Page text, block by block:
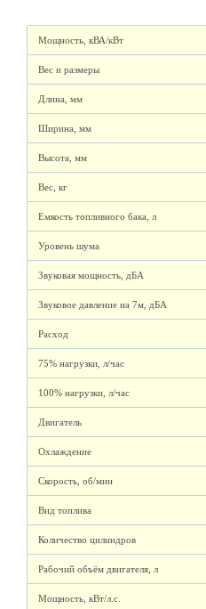
Мощность, кВА/кВт
Вес и размеры
Длина, мм
Ширина, мм
Высота, мм
Вес, кг
Емкость топливного бака, л
Уровень шума
Звуковая мощность, дБА
Звуковое давление на 7м, дБА
Расход
75% нагрузки, л/час
100% нагрузки, л/час
Двигатель
Охлаждение
Скорость, об/мин
Вид топлива
Количество цилиндров
Рабочий объём двигателя, л
Мощность, кВт/л.с.